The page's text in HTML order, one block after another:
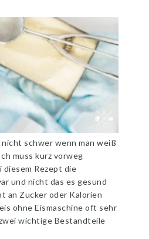
schwer wenn man weiß
muss kurz vorweg
diesem Rezept die
und nicht das es gesund
an Zucker oder Kalorien
ohne Eismaschine oft sehr
wichtige Bestandteile